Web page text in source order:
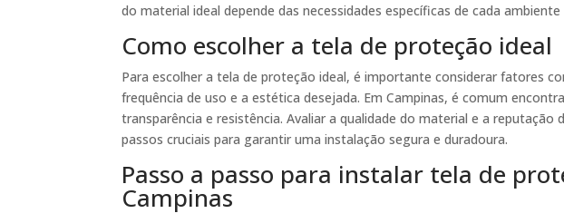
do material ideal depende das necessidades específicas de cada
Como escolher a tela de proteção ideal
Para escolher a tela de proteção ideal, é importante considerar fatores
frequência de uso e a estética desejada. Em Campinas, é comum
transparência e resistência. Avaliar a qualidade do material e a
passos cruciais para garantir uma instalação segura e duradoura.
Passo a passo para instalar tela de
Campinas